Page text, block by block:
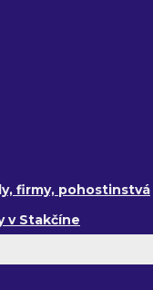
firmy, pohostinstvá
v Stakčíne